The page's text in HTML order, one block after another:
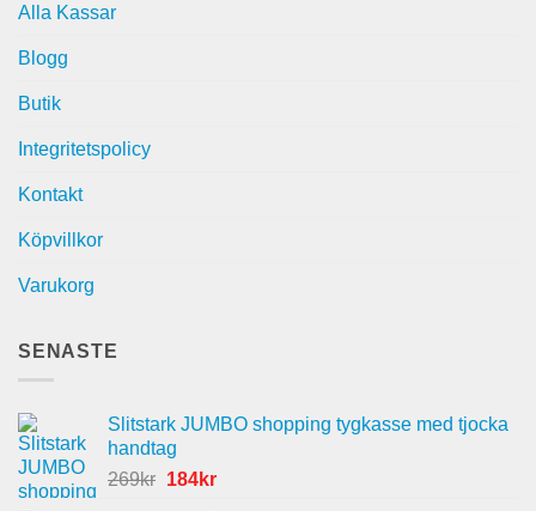
Alla Kassar
Blogg
Butik
Integritetspolicy
Kontakt
Köpvillkor
Varukorg
SENASTE
Slitstark JUMBO shopping tygkasse med tjocka
handtag
269kr Det
184krDet